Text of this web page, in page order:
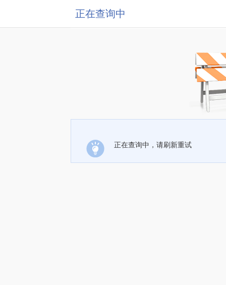
正在查询中
正在查询中，请刷新重试